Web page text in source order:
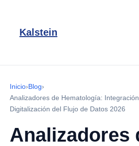
Kalstein
Inicio›Blog›
Analizadores de Hematología:
Digitalización del Flujo de Datos 2026
Analizadores